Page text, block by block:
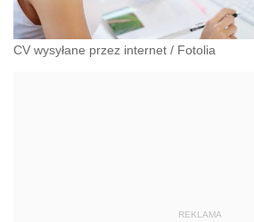
CV wysyłane przez internet / Fotolia